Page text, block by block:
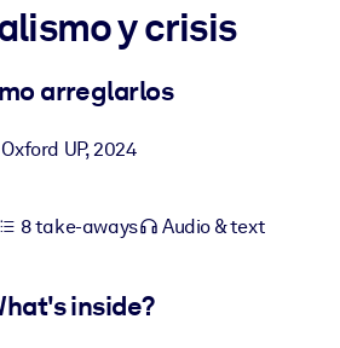
library with trusted, ready-to-use business
y crisis
arreglarlos
Oxford UP,2024
8 take-aways Audio & text
inside?